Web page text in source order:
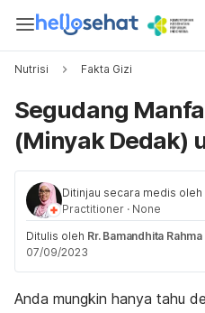
Nutrisi Fakta Gizi
Segudang
(Minyak Dedak)
Ditinjau secara medis oleh
Practitioner · None
Ditulis oleh Rr. Bamandhita
07/09/2023
Anda mungkin hanya tahu